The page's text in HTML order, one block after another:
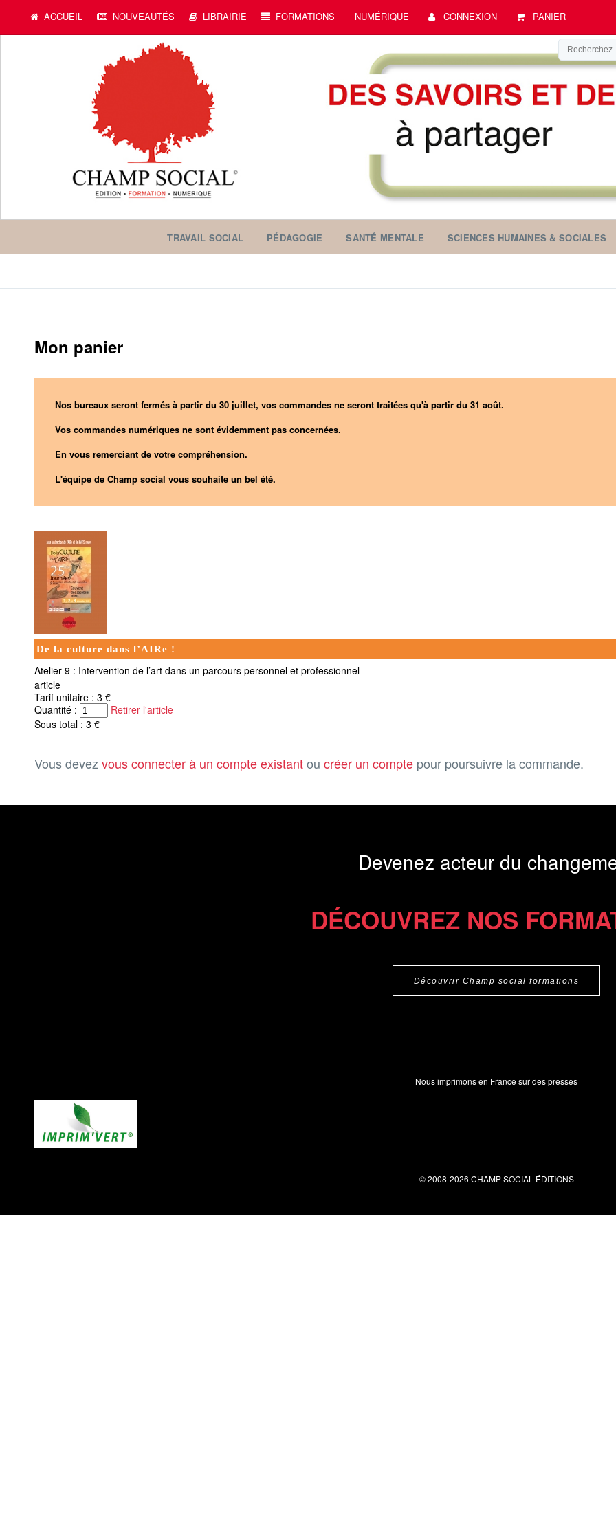
ACCUEIL NOUVEAUTÉS LIBRAIRIE FORMATIONS NUMÉRIQUE CONNEXION PANIER
TRAVAIL SOCIAL PÉDAGOGIE SANTÉ MENTALE SCIENCES HUMAINES & SOCIALES
Mon panier
Nos bureaux seront fermés à partir du 30 juillet, vos commandes ne seront traitées qu'à partir du 31 août.
Vos commandes numériques ne sont évidemment pas concernées.
En vous remerciant de votre compréhension.
L'équipe de Champ social vous souhaite un bel été.
De la culture dans l’AIRe !
Atelier 9 : Intervention de l’art dans un parcours personnel et professionnel
article
Tarif unitaire : 3 €
Quantité :
Retirer l'article
Sous total : 3 €
Vous devezvous connecter à un compte existantou créer un compte pour poursuivre la commande.
Devenez acteur du
DÉCOUVREZ NOS
Découvrir Champ social formations
Nous imprimons en France sur des presses
© 2008-2026 CHAMP SOCIAL ÉDITIONS